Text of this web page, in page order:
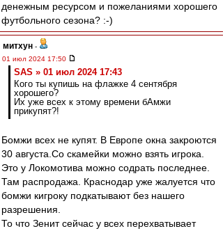
денежным ресурсом и пожеланиями хорошего
футбольного сезона? :-)
митхун -
01 июл 2024 17:50
SAS » 01 июл 2024 17:43
Кого ты купишь на флажке 4 сентября
хорошего?
Их уже всех к этому времени бАмжи
прикупят?!
Бомжи всех не купят. В Европе окна закроются
30 августа.Со скамейки можно взять игрока.
Это у Локомотива можно содрать последнее.
Там распродажа. Краснодар уже жалуется что
бомжи кигроку подкатывают без нашего
разрешения.
То что Зенит сейчас у всех перехватывает